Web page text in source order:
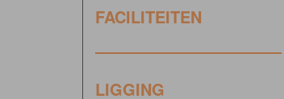
FACILITEITEN
LIGGING